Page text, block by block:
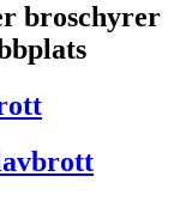
broschyrer